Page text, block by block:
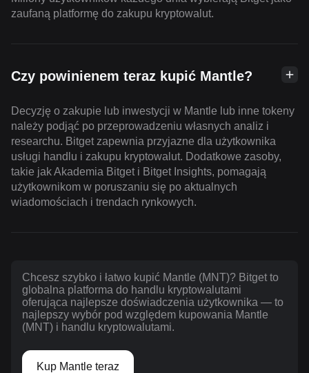
zaufaną platformę do zakupu kryptowalut.
Czy powinienem teraz kupić Mantle?
Decyzję o zakupie lub inwestycji w Mantle lub inne tokeny
należy podjąć po przeprowadzeniu własnych analiz i
researchu. Bitget zapewnia przyjazne dla użytkownika
usługi handlu i zakupu kryptowalut. Dodatkowe zasoby,
takie jak Akademia Bitget i Bitget Insights, pomagają
użytkownikom w poruszaniu się po aktualnych
wiadomościach i trendach rynkowych.
Chcesz szybko i łatwo kupić Mantle (MNT)? Bitget to
globalna platforma do handlu kryptowalutami
oferująca najlepsze doświadczenia użytkownika — to
najlepszy wybór pod względem kupowania Mantle
(MNT) i handlu kryptowalutami.
Kup Mantle teraz